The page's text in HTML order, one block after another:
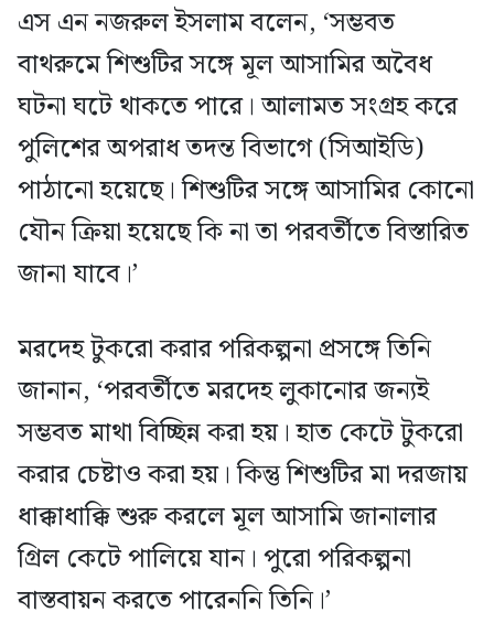
এস এন নজরুল ইসলাম বলেন, ‘সম্ভবত
বাথরুমে শিশুটির সঙ্গে মূল আসামির অবৈধ
ঘটনা ঘটে থাকতে পারে। আলামত সংগ্রহ করে
পুলিশের অপরাধ তদন্ত বিভাগে (সিআইডি)
পাঠানো হয়েছে। শিশুটির সঙ্গে আসামির কোনো
যৌন ক্রিয়া হয়েছে কি না তা পরবর্তীতে বিস্তারিত
জানা যাবে।’
মরদেহ টুকরো করার পরিকল্পনা প্রসঙ্গে তিনি
জানান, ‘পরবর্তীতে মরদেহ লুকানোর জন্যই
সম্ভবত মাথা বিচ্ছিন্ন করা হয়। হাত কেটে টুকরো
করার চেষ্টাও করা হয়। কিন্তু শিশুটির মা দরজায়
ধাক্কাধাক্কি শুরু করলে মূল আসামি জানালার
গ্রিল কেটে পালিয়ে যান। পুরো পরিকল্পনা
বাস্তবায়ন করতে পারেননি তিনি।’